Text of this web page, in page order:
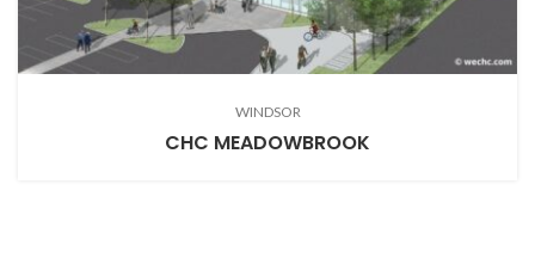
WINDSOR
CHC MEADOWBROOK